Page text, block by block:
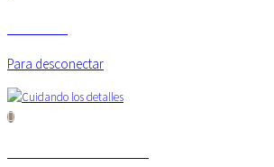
Para desconectar